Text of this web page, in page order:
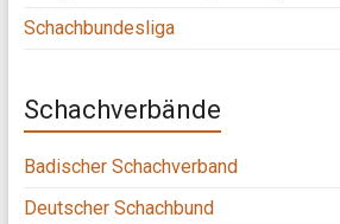
Schachbundesliga
Schachverbände
Badischer Schachverband
Deutscher Schachbund